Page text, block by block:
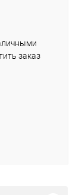
заказ